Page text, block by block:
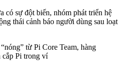
có sự đột biến, nhóm phát triển hệ
thái cảnh báo người dùng sau loạt